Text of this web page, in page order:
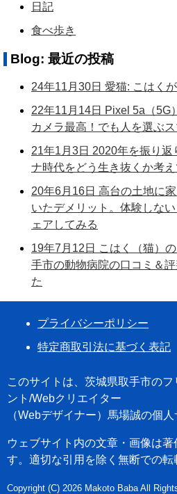
日記
食べ歩き
Blog: 最近の投稿
24年11月30日 愛猫: こはく
22年11月14日 Pixel 5a（5G
カメラ最高！でも人を選ぶ
21年1月3日 2020年を振り返
ナ時代をどう生き抜くか考え
20年6月16日 高台の土地に
いたデメリット。体験しな
ェアしてみる
19年7月12日 こはく（猫）
手市の動物病院の口コミ＆
た
プライバシーポリシー
特定商取引法に基づく表記
このサイトは、茨城県取手市の
ント/Webクリエイター
（Webデザイナー）馬場誠の個人
ウェブサイト内の文章・画像は
す。適切な引用を除く無断での転
Copyright (C) 2026 Makoto Baba All